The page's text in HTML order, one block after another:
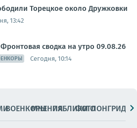
Торецкое около Дружковки
13:42
сводка на утро 09.08.26
Сегодня, 10:14
ВОЕНКОРЫМНЕНИЯПАБЛИКИ
ФОТОЛОНГРИДЫ